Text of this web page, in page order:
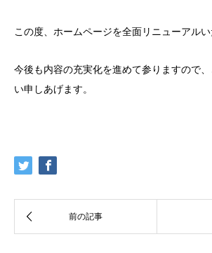
この度、ホームページを全面リニューアルい
今後も内容の充実化を進めて参りますので
い申しあげます。